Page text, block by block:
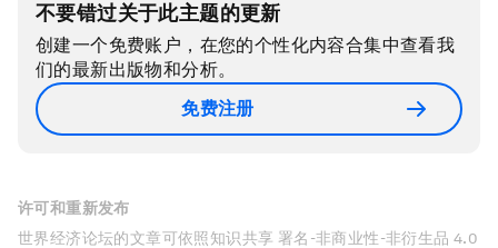
不要错过关于此主题的更新
创建一个免费账户，在您的个性化内容合集中查看我
们的最新出版物和分析。
免费注册
许可和重新发布
世界经济论坛的文章可依照知识共享 署名-非商业性-非衍生品 4.0